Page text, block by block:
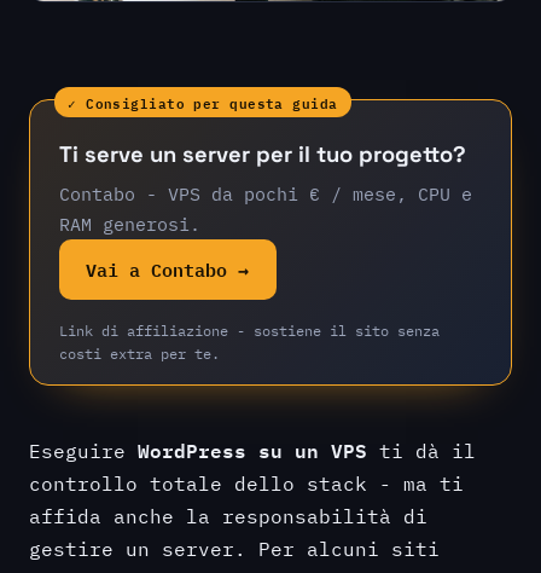
✓ Consigliato per questa guida
Ti serve un server per il tuo progetto?
Contabo - VPS da pochi € / mese, CPU e
RAM generosi.
Vai a Contabo →
Link di affiliazione - sostiene il sito senza
costi extra per te.
Eseguire WordPress su un VPS ti dà il
controllo totale dello stack - ma ti
affida anche la responsabilità di
gestire un server. Per alcuni siti